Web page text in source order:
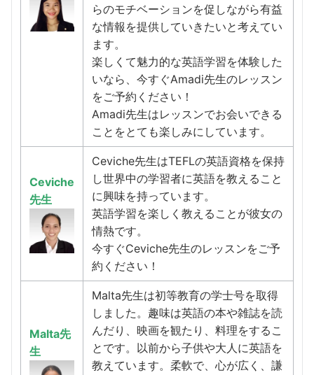
らのモチベーションを促しながら有益
な情報を提供していきたいと考えてい
ます。
楽しくて魅力的な英語学習を体験した
いなら、今すぐAmadi先生のレッスン
をご予約ください！
Amadi先生はレッスンでお会いできる
ことをとても楽しみにしています。
Ceviche
先生
Ceviche先生はTEFLの英語資格を保持
し世界中の学習者に英語を教えること
に興味を持っています。
英語学習を楽しく教えることが彼女の
情熱です。
今すぐCeviche先生のレッスンをご予
約ください！
Malta先
生
Malta先生は初等教育の学士号を取得
しました。趣味は英語の本や雑誌を読
んだり、映画を観たり、料理をするこ
とです。以前から子供や大人に英語を
教えています。柔軟で、心が広く、謙